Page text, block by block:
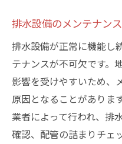
排水設備のメンテナン
排水設備が正常に機能し
テナンスが不可欠です。
影響を受けやすいため、
原因となることがありま
業者によって行われ、排
確認、配管の詰まりチェ